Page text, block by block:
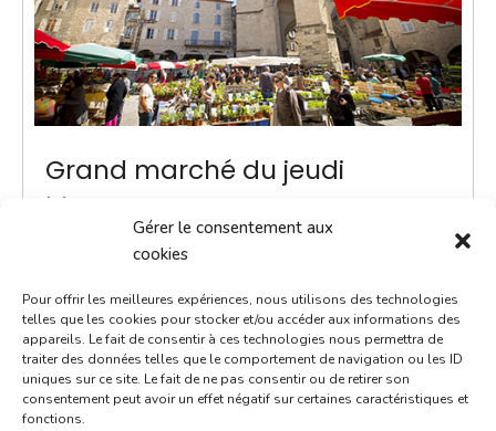
Gérer le consentement aux
cookies
Pour offrir les meilleures expériences, nous utilisons des technologies
telles que les cookies pour stocker et/ou accéder aux informations des
appareils. Le fait de consentir à ces technologies nous permettra de
traiter des données telles que le comportement de navigation ou les ID
uniques sur ce site. Le fait de ne pas consentir ou de retirer son
consentement peut avoir un effet négatif sur certaines caractéristiques et
fonctions.
Grand marché du jeudi
8h00 - 13h00
Marchés
ACTUALITÉ - Une navette Bastibus gratuite pour le
marché Chaque jeudi jusqu’à septembre, une navette